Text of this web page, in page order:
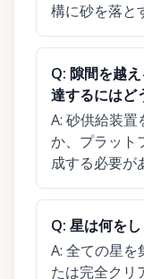
構に砂を落と
Q: 隙間を越
達するにはど
A: 砂供給装置
か、プラット
成する必要が
Q: 星は何を
A: 全ての星を
たは完全クリ